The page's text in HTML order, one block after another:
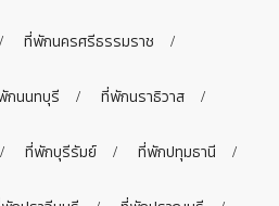
ที่พักนครศรีธรรมราช
กนนทบุรี ที่พักนราธิวาส
ที่พักบุรีรัมย์ ที่พักปทุมธานี